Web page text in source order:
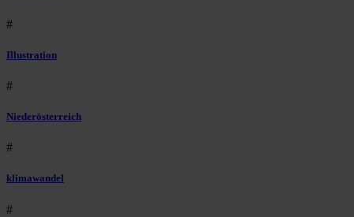
#
Illustration
#
Niederösterreich
#
klimawandel
#